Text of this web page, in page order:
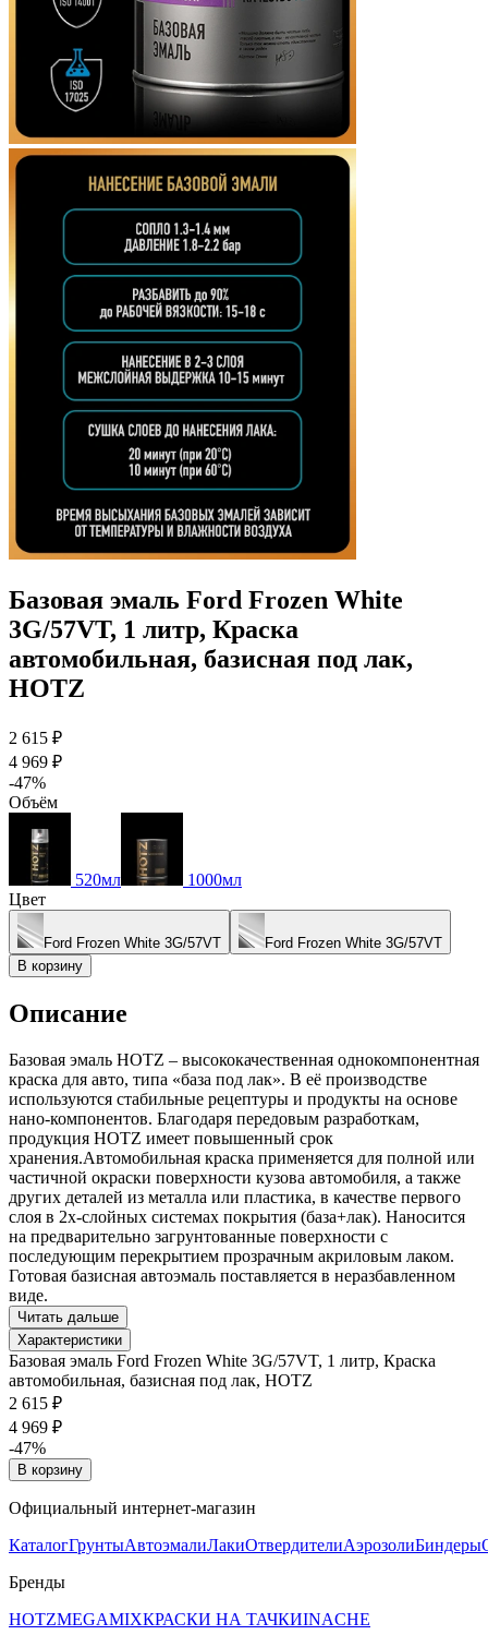
Базовая эмаль Ford Frozen White
3G/57VT, 1 литр, Краска
автомобильная, базисная под лак,
HOTZ
2 615 ₽
4 969 ₽
-47%
Объём
520мл
1000мл
Цвет
Ford Frozen White 3G/57VT
Ford Frozen White 3G/57VT
В корзину
Описание
Базовая эмаль HOTZ – высококачественная однокомпонентная
краска для авто, типа «база под лак». В её производстве
используются стабильные рецептуры и продукты на основе
нано-компонентов. Благодаря передовым разработкам,
продукция HOTZ имеет повышенный срок
хранения.Автомобильная краска применяется для полной или
частичной окраски поверхности кузова автомобиля, а также
других деталей из металла или пластика, в качестве первого
слоя в 2х-слойных системах покрытия (база+лак). Наносится
на предварительно загрунтованные поверхности с
последующим перекрытием прозрачным акриловым лаком.
Готовая базисная автоэмаль поставляется в неразбавленном
виде.
Читать дальше
Характеристики
Базовая эмаль Ford Frozen White 3G/57VT, 1 литр, Краска
автомобильная, базисная под лак, HOTZ
2 615 ₽
4 969 ₽
-47%
В корзину
Официальный интернет-магазин
КаталогГрунтыАвтоэмалиЛакиОтвердителиАэрозолиБиндеры
Бренды
HOTZMEGAMIXКРАСКИ НА ТАЧКИINACHE